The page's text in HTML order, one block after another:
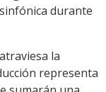
durante
la
representa